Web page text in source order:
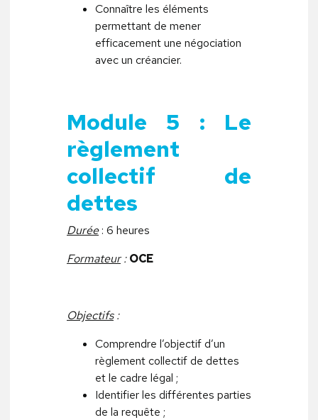
Connaître les éléments
permettant de mener
efficacement une négociation
avec un créancier.
Module 5 : Le
règlement
collectif de
dettes
Durée: 6 heures
Formateur: OCE
Objectifs:
Comprendre l’objectif d’un
règlement collectif de dettes
et le cadre légal ;
Identifier les différentes parties
de la requête ;